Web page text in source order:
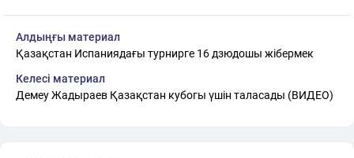
Алдыңғы материал
Қазақстан Испаниядағы турнирге 16 дзюдошы жібермек
Келесі материал
Демеу Жадыраев Қазақстан кубогы үшін таласады (ВИДЕО)